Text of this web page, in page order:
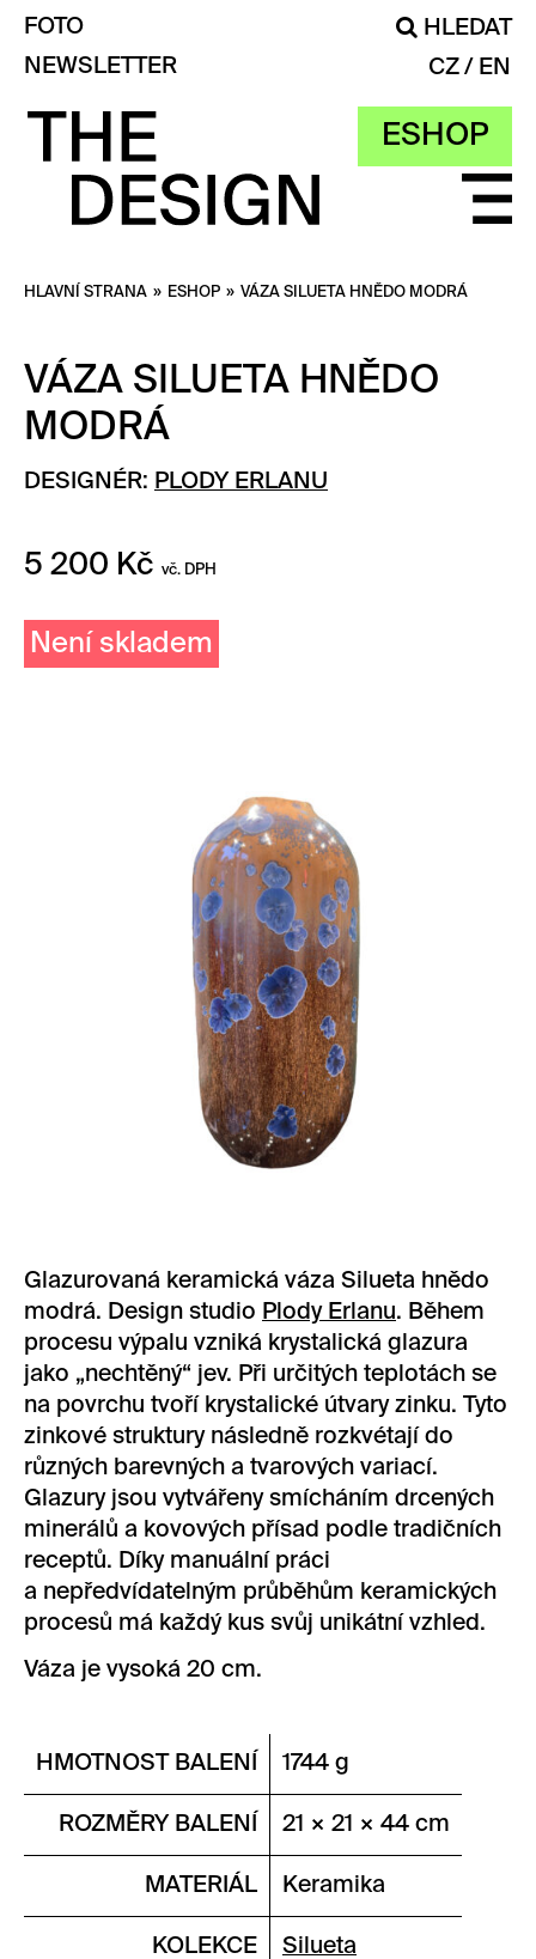
ESHOP
FOTO
HLEDAT
NEWSLETTER
CZ EN
HLAVNÍ STRANA » ESHOP » VÁZA SILUETA HNĚDO MODRÁ
VÁZA SILUETA HNĚDO
MODRÁ
DESIGNÉR: PLODY ERLANU
5 200 Kč vč. DPH
Není skladem
Glazurovaná keramická váza Silueta hnědo
modrá. Design studio Plody Erlanu. Během
procesu výpalu vzniká krystalická glazura
jako „nechtěný“ jev. Při určitých teplotách se
na povrchu tvoří krystalické útvary zinku. Tyto
zinkové struktury následně rozkvétají do
různých barevných a tvarových variací.
Glazury jsou vytvářeny smícháním drcených
minerálů a kovových přísad podle tradičních
receptů. Díky manuální práci
a nepředvídatelným průběhům keramických
procesů má každý kus svůj unikátní vzhled.
Váza je vysoká 20 cm.
HMOTNOST BALENÍ 1744 g
ROZMĚRY BALENÍ 21 × 21 × 44 cm
MATERIÁL Keramika
KOLEKCE Silueta